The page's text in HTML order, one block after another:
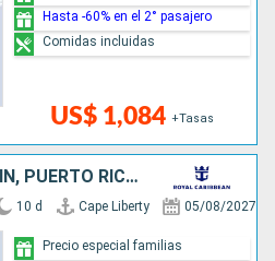
US$ 1,084 +Tasas
Hasta -60% en el 2° pasajero
Comidas incluidas
BERMUDAS, SAN MARTÍN, PUERTO RICO, HAITI, ESTADOS UNIDOS
10 d Cape Liberty 05/08/2027
Precio especial familias